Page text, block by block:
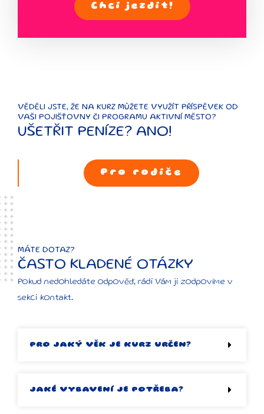
Chci jezdit!
VĚDĚLI JSTE, ŽE NA KURZ MŮŽETE VYUŽÍT PŘÍSPĚVEK OD
VAŠI POJIŠŤOVNY ČI PROGRAMU AKTIVNÍ MĚSTO?
UŠETŘIT PENÍZE? ANO!
Pro rodiče
MÁTE DOTAZ?
ČASTO KLADENÉ OTÁZKY
Pokud nedohledáte odpověď, rádi Vám ji zodpovíme v
sekci kontakt.
PRO JAKÝ VĚK JE KURZ URČEN?
JAKÉ VYBAVENÍ JE POTŘEBA?